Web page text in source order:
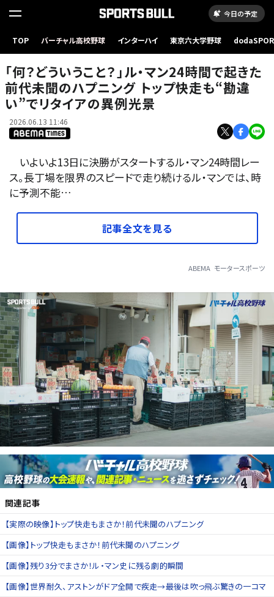
今日の予定
TOP バーチャル高校野球 インターハイ 東京六大学野球
リタイアの異例光景
「何？どういうこと？」ル・マン24時間で起きた
前代未聞のハプニング トップ快走も“勘違
い”でリタイアの異例光景
2026.06.13 11:46
いよいよ13日に決勝がスタートするル・マン24時間レー
ス。長丁場を限界のスピードで走り続けるル・マンでは、時
に予測不能…
記事全文を見る
ABEMA モータースポーツ
関連記事
【実際の映像】トップ快走もまさか！前代未聞のハプニング
【画像】トップ快走もまさか！前代未聞のハプニング
【画像】残り3分でまさか！ル・マン史に残る劇的瞬間
【画像】世界耐久、アストンがドア全開で疾走→最後は吹っ飛ぶ驚きの一コマ